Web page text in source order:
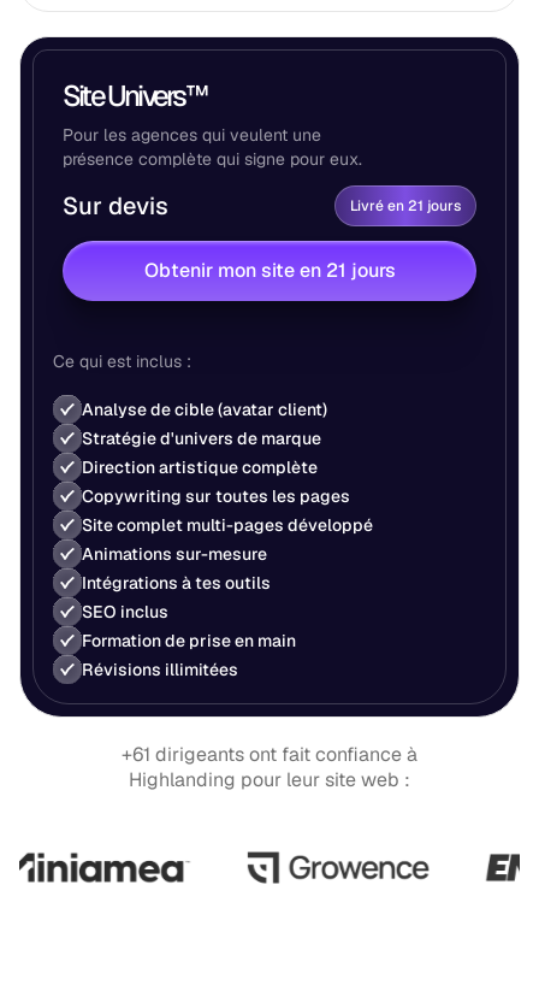
Site Univers™
Pour les agences qui veulent une
présence complète qui signe pour eux.
Sur devis Livré en 21 jours
Obtenir mon site en 21 jours
Ce qui est inclus :
Analyse de cible (avatar client)
Stratégie d'univers de marque
Direction artistique complète
Copywriting sur toutes les pages
Site complet multi-pages développé
Animations sur-mesure
Intégrations à tes outils
SEO inclus
Formation de prise en main
Révisions illimitées
+61 dirigeants ont fait confiance à
Highlanding pour leur site web :